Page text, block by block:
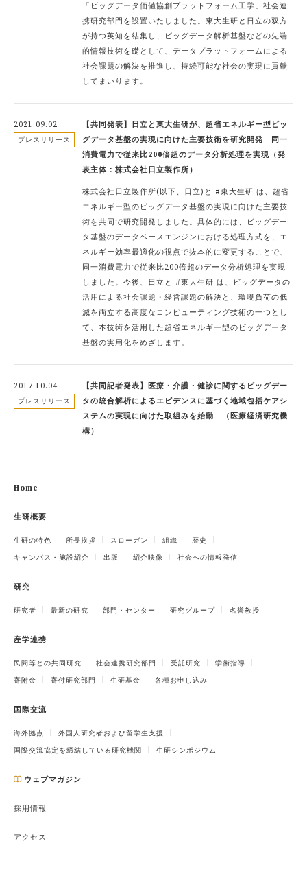
「ビッグデータ価値協創プラットフォーム工学」社会連
携研究部門を設置いたしました。東大生研と日立の双方
が持つ英知を結集し、ビッグデータ解析基盤などの先端
的情報技術を礎として、データプラットフォームによる
社会課題の解決を推進し、持続可能な社会の実現に貢献
してまいります。
2021.09.02
プレスリリース
【共同発表】日立と東大生研が、超省エネルギー型ビッ
グデータ基盤の実現に向けた主要技術を研究開発 同一
消費電力で従来比200倍超のデータ分析処理を実現（発
表主体：株式会社日立製作所）
株式会社日立製作所(以下、日立)と #東大生研 は、超省
エネルギー型のビッグデータ基盤の実現に向けた主要技
術を共同で研究開発しました。具体的には、ビッグデー
タ基盤のデータベースエンジンにおける処理方式を、エ
ネルギー効率最適化の視点で抜本的に変更することで、
同一消費電力で従来比200倍超のデータ分析処理を実現
しました。今後、日立と #東大生研 は、ビッグデータの
活用による社会課題・経営課題の解決と、環境負荷の低
減を両立する高度なコンピューティング技術の一つとし
て、本技術を活用した超省エネルギー型のビッグデータ
基盤の実用化をめざします。
2017.10.04
プレスリリース
【共同記者発表】医療・介護・健診に関するビッグデー
タの統合解析によるエビデンスに基づく地域包括ケアシ
ステムの実現に向けた取組みを始動 （医療経済研究機
構）
Home
生研概要
生研の特色 所長挨拶 スローガン 組織 歴史
キャンパス・施設紹介 出版 紹介映像 社会への情報発信
研究
研究者 最新の研究 部門・センター 研究グループ 名誉教授
産学連携
民間等との共同研究 社会連携研究部門 受託研究 学術指導
寄附金 寄付研究部門 生研基金 各種お申し込み
国際交流
海外拠点 外国人研究者および留学生支援
国際交流協定を締結している研究機関 生研シンポジウム
ウェブマガジン
採用情報
アクセス